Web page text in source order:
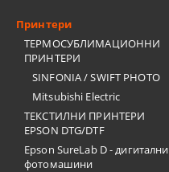
Принтери
ТЕРМОСУБЛИМАЦИОННИ
ПРИНТЕРИ
SINFONIA / SWIFT PHOTO
Mitsubishi Electric
ТЕКСТИЛНИ ПРИНТЕРИ
EPSON DTG/DTF
Epson SureLab D - дигитални
фотомашини